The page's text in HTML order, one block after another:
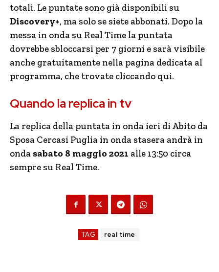
totali. Le puntate sono già disponibili su
Discovery+, ma solo se siete abbonati. Dopo la
messa in onda su Real Time la puntata
dovrebbe sbloccarsi per 7 giorni e sarà visibile
anche gratuitamente nella pagina dedicata al
programma, che trovate cliccando qui.
Quando la replica in tv
La replica della puntata in onda ieri di Abito da
Sposa Cercasi Puglia in onda stasera andrà in
onda sabato 8 maggio 2021 alle 13:50 circa
sempre su Real Time.
TAG real time